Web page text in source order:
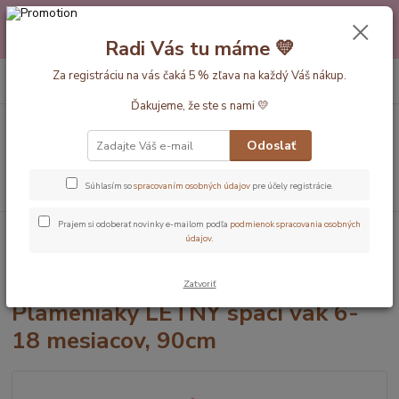
Máte nejakú otázku alebo váhate s výberom? Neváhajte a zavolajte
pokojne aj večer alebo cez víkend. Sme tu pre Vás.💛 Petra a babička
Monička
EUR
Hľadať
+420 777 610 855
Dĺžka vaku 90cm(6-18mesiacov) Letné - 1 Tog
ORGANICKÁ
BAVLNA - Plameniaky LETNÝ spací vak 6-18 mesiacov, 90cm
ORGANICKÁ BAVLNA -
Plameniaky LETNÝ spací vak 6-
18 mesiacov, 90cm
Radi Vás tu máme 💛
Za registráciu na vás čaká 5 % zľava na každý Váš nákup.
Ďakujeme, že ste s nami 💛
Odoslať
Súhlasím sospracovaním osobných údajov pre účely registrácie.
Prajem si odoberať novinky e-mailom podľa podmienok spracovania osobných
údajov.
Zatvoriť